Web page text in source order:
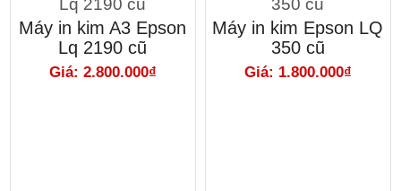
Máy in kim A3 Epson
Lq 2190 cũ
Giá: 2.800.000₫
Máy in kim Epson LQ
350 cũ
Giá: 1.800.000₫